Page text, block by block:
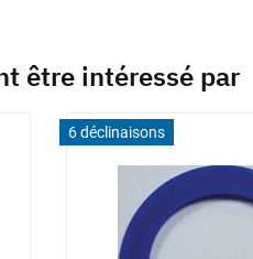
être intéressé par
6 déclinaisons